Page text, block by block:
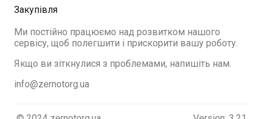
Закупівля
Ми постійно працюємо над розвитком нашого
сервісу, щоб полегшити і прискорити вашу роботу.
Якщо ви зіткнулися з проблемами, напишіть нам.
info@zernotorg.ua